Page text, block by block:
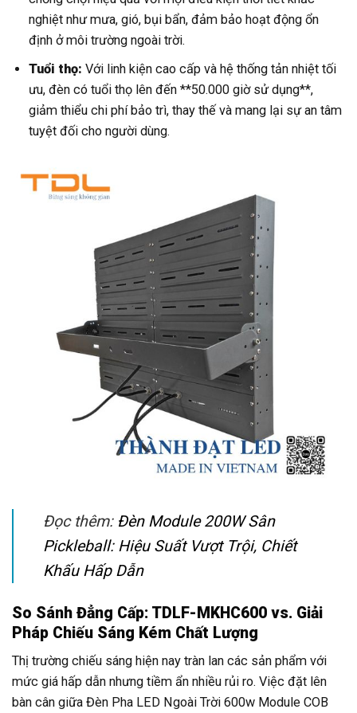
nghiệt như mưa, gió, bụi bẩn, đảm bảo hoạt động ổn
định ở môi trường ngoài trời.
Tuổi thọ: Với linh kiện cao cấp và hệ thống tản nhiệt tối
ưu, đèn có tuổi thọ lên đến **50.000 giờ sử dụng**,
giảm thiểu chi phí bảo trì, thay thế và mang lại sự an tâm
tuyệt đối cho người dùng.
Đọc thêm: Đèn Module 200W Sân
Pickleball: Hiệu Suất Vượt Trội, Chiết
Khấu Hấp Dẫn
So Sánh Đẳng Cấp: TDLF-MKHC600 vs. Giải
Pháp Chiếu Sáng Kém Chất Lượng
Thị trường chiếu sáng hiện nay tràn lan các sản phẩm với
mức giá hấp dẫn nhưng tiềm ẩn nhiều rủi ro. Việc đặt lên
bàn cân giữa Đèn Pha LED Ngoài Trời 600w Module COB